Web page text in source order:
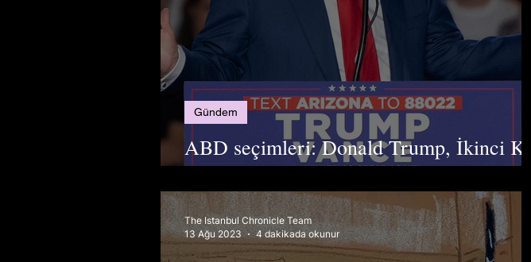
ABD seçimleri: Donald Trump, İkinci Kez
Başkan Seçildi
Gündem
The Istanbul Chronicle Team
13 Ağu 2023
4 dakikada okunur